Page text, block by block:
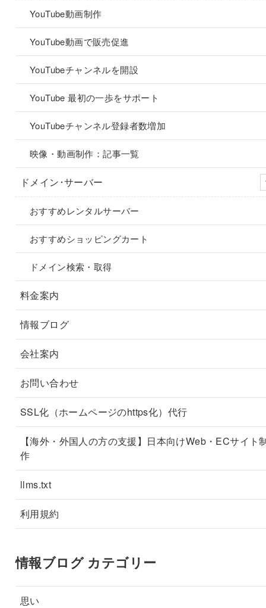
YouTube動画制作
YouTube動画で販売促進
YouTubeチャンネルを開設
YouTube 最初の一歩をサポート
YouTubeチャンネル登録者数増加
映像・動画制作：記事一覧
ドメイン･サーバー
おすすめレンタルサーバー
おすすめショッピングカート
ドメイン検索・取得
料金案内
情報ブログ
会社案内
お問い合わせ
SSL化（ホームページのhttps化）代行
【海外・外国人の方の支援】日本向けWeb・ECサイト
作
llms.txt
利用規約
情報ブログ カテゴリー
思い